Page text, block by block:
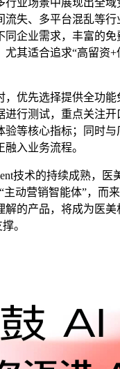
行业场景中展现出全
流失、多平台混乱等
同企业需求，丰富的免
尤其适合追求“高留资
，优先选择提供全功能
进行测试，重点关注
等核心指标；同时与
入业务流程。
技术的持续成熟，医
主动营销智能体”，而
解的产品，将成为医
。